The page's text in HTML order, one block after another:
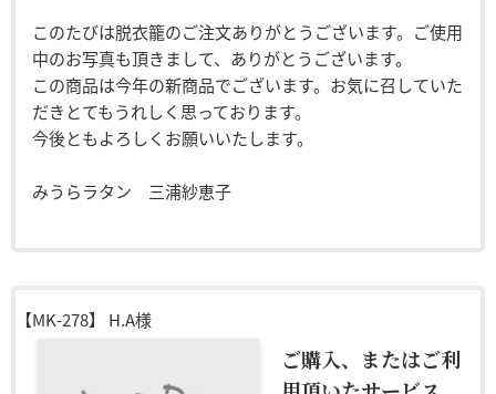
このたびは脱衣籠のご注文ありがとうございます。ご使用
中のお写真も頂きまして、ありがとうございます。
この商品は今年の新商品でございます。お気に召していた
だきとてもうれしく思っております。
今後ともよろしくお願いいたします。
みうらラタン 三浦紗恵子
【MK-278】 H.A様
ご購入、またはご利